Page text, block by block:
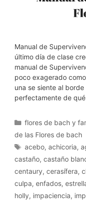
Manual de
último día de clase
manual de
poco exagerado
una se siente al
perfectamente de
Categorías
flores de bach y
de las Flores de bach
Etiquetas
acebo,achicoria,
castaño, castaño
centaury, cerasífera,
culpa, enfados,
holly, impaciencia,